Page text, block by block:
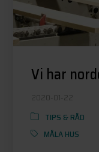
Vi har
2020-01-22
TIPS & RÅD
MÅLA HUS